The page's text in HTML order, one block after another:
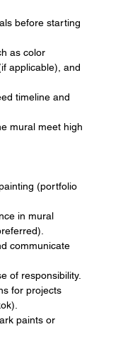
before starting
as color
applicable), and
timeline and
mural meet high
(portfolio
in mural
communicate
of responsibility.
for projects
paints or